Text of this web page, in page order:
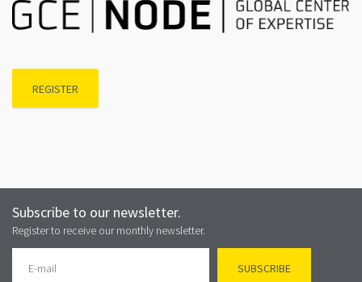
REGISTER
Subscribe to our newsletter.
Register to receive our monthly newsletter.